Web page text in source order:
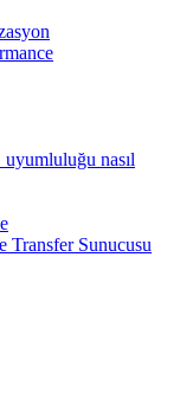
nasıl
Transfer Sunucusu